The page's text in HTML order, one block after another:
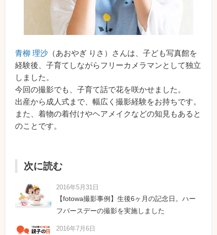
青柳 理沙 （あおやぎ りさ）さんは、子ども写真館を
経験後、子育てしながらフリーカメラマンとして独立
しました。
今回の撮影でも、子育て話で花を咲かせました。
出産から成人式まで、幅広く撮影経験をお持ちです。
また、着物の着付けやヘアメイクなどの知見もあると
のことです。
次に読む
2016年5月31日
【fotowa撮影事例】生後6ヶ月の記念日。ハー
フバースデーの撮影を実施しました
2016年7月6日